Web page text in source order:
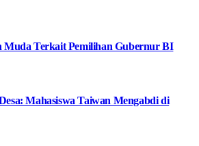
Muda Terkait Pemilihan Gubernur BI
Mahasiswa Taiwan Mengabdi di